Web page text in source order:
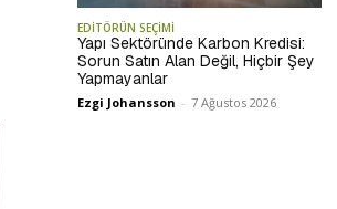
EDİTÖRÜN SEÇİMİ
Yapı Sektöründe Karbon Kredisi:
Sorun Satın Alan Değil, Hiçbir Şey
Yapmayanlar
Ezgi Johansson - 7 Ağustos 2026